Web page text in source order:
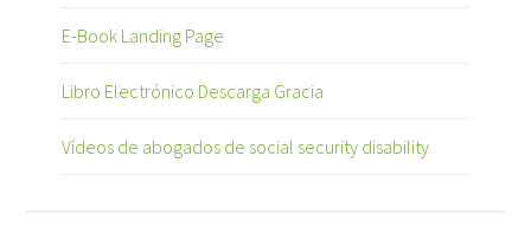
E-Book Landing Page
Libro Electrónico Descarga Gracia
Vídeos de abogados de social security disability